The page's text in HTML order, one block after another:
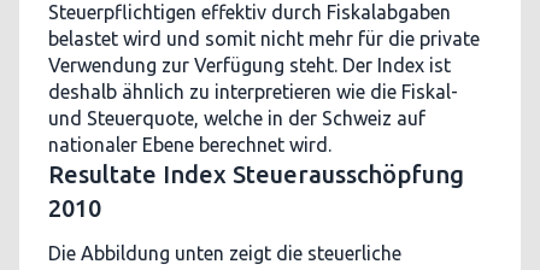
Steuerpflichtigen effektiv durch Fiskalabgaben
belastet wird und somit nicht mehr für die private
Verwendung zur Verfügung steht. Der Index ist
deshalb ähnlich zu interpretieren wie die Fiskal-
und Steuerquote, welche in der Schweiz auf
nationaler Ebene berechnet wird.
Resultate Index Steuerausschöpfung
2010
Die Abbildung unten zeigt die steuerliche